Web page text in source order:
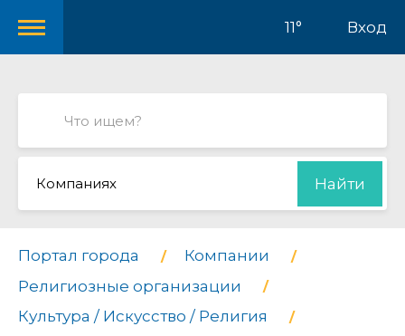
11° Вход
Компаниях Найти
Портал города
Компании
Религиозные организации
Культура / Искусство / Религия